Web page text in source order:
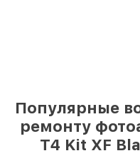
Популярные
ремонту
T4 Kit XF